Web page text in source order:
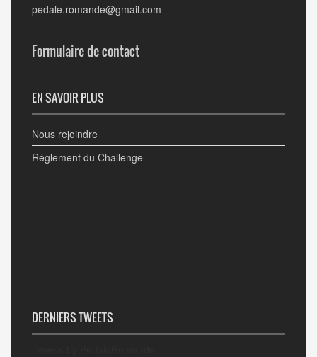
pedale.romande@gmail.com
Formulaire de contact
EN SAVOIR PLUS
Nous rejoindre
Réglement du Challenge
DERNIERS TWEETS